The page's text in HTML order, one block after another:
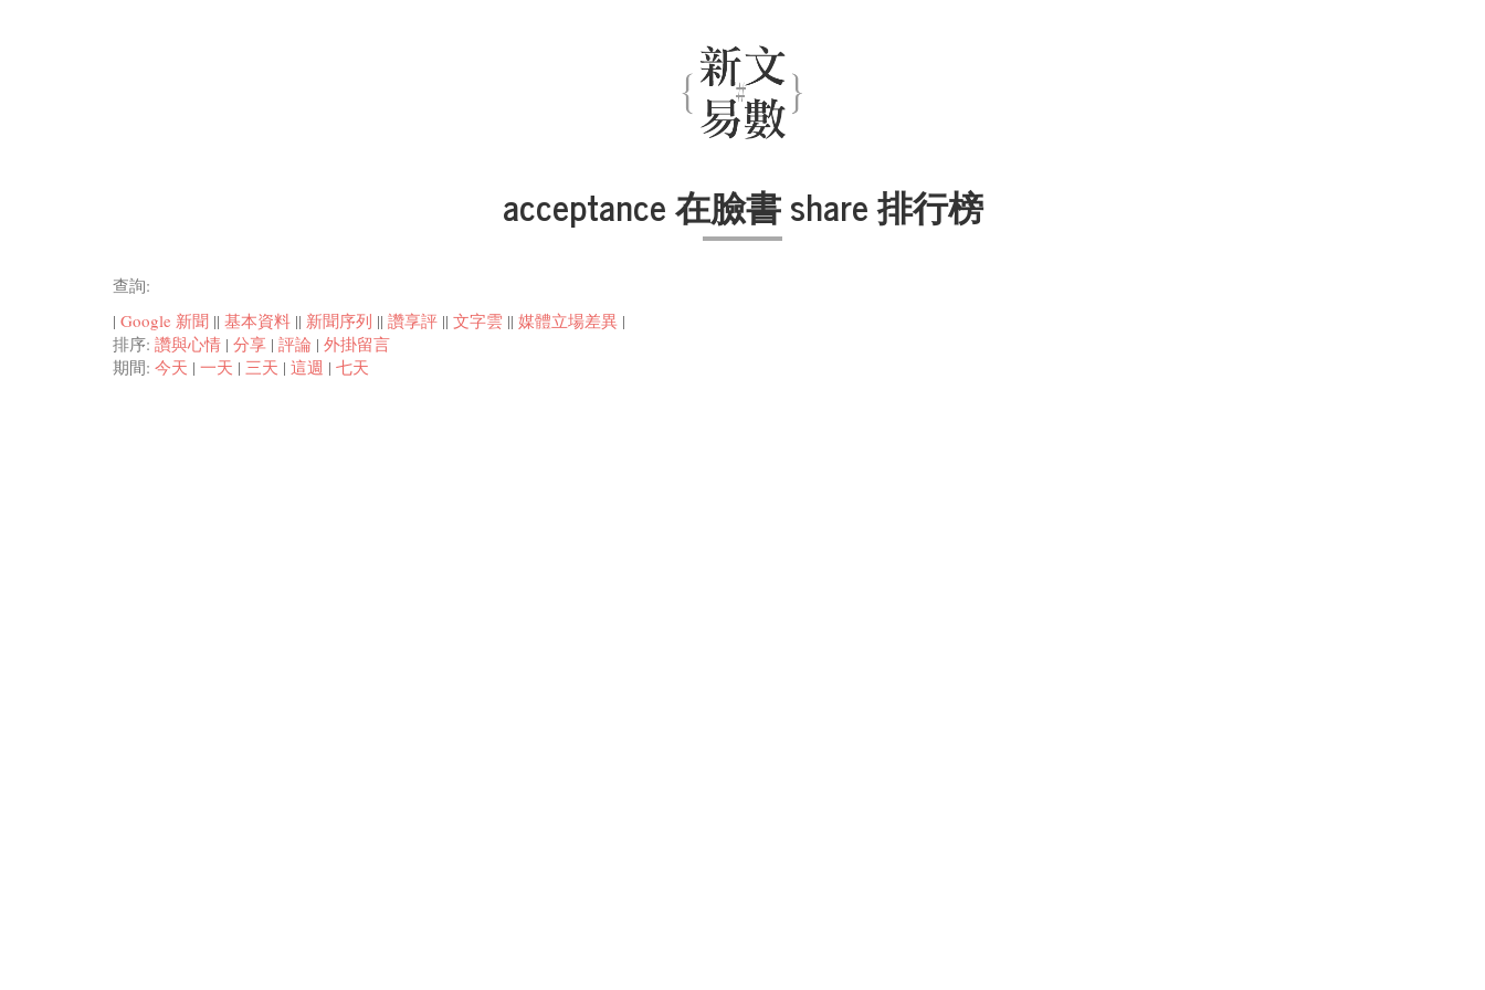
acceptance 在臉書 share 排行榜
查詢:
| Google 新聞 || 基本資料 || 新聞序列 || 讚享評 || 文字雲 || 媒體立場差異 |
排序: 讚與心情 | 分享 | 評論 | 外掛留言
期間: 今天 | 一天 | 三天 | 這週 | 七天